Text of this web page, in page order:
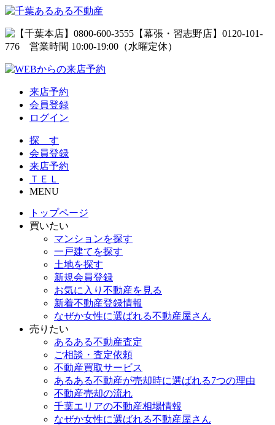
来店予約
会員登録
ログイン
探 す
会員登録
来店予約
ＴＥＬ
MENU
トップページ
買いたい
マンションを探す
一戸建てを探す
土地を探す
新規会員登録
お気に入り不動産を見る
新着不動産登録情報
なぜか女性に選ばれる不動産屋さん
売りたい
あるある不動産査定
ご相談・査定依頼
不動産買取サービス
あるある不動産が売却時に選ばれる7つの理由
不動産売却の流れ
千葉エリアの不動産相場情報
なぜか女性に選ばれる不動産屋さん